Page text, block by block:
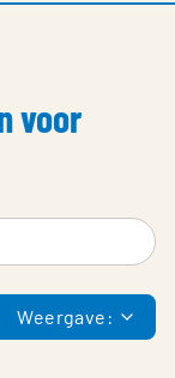
voor
Weergave: